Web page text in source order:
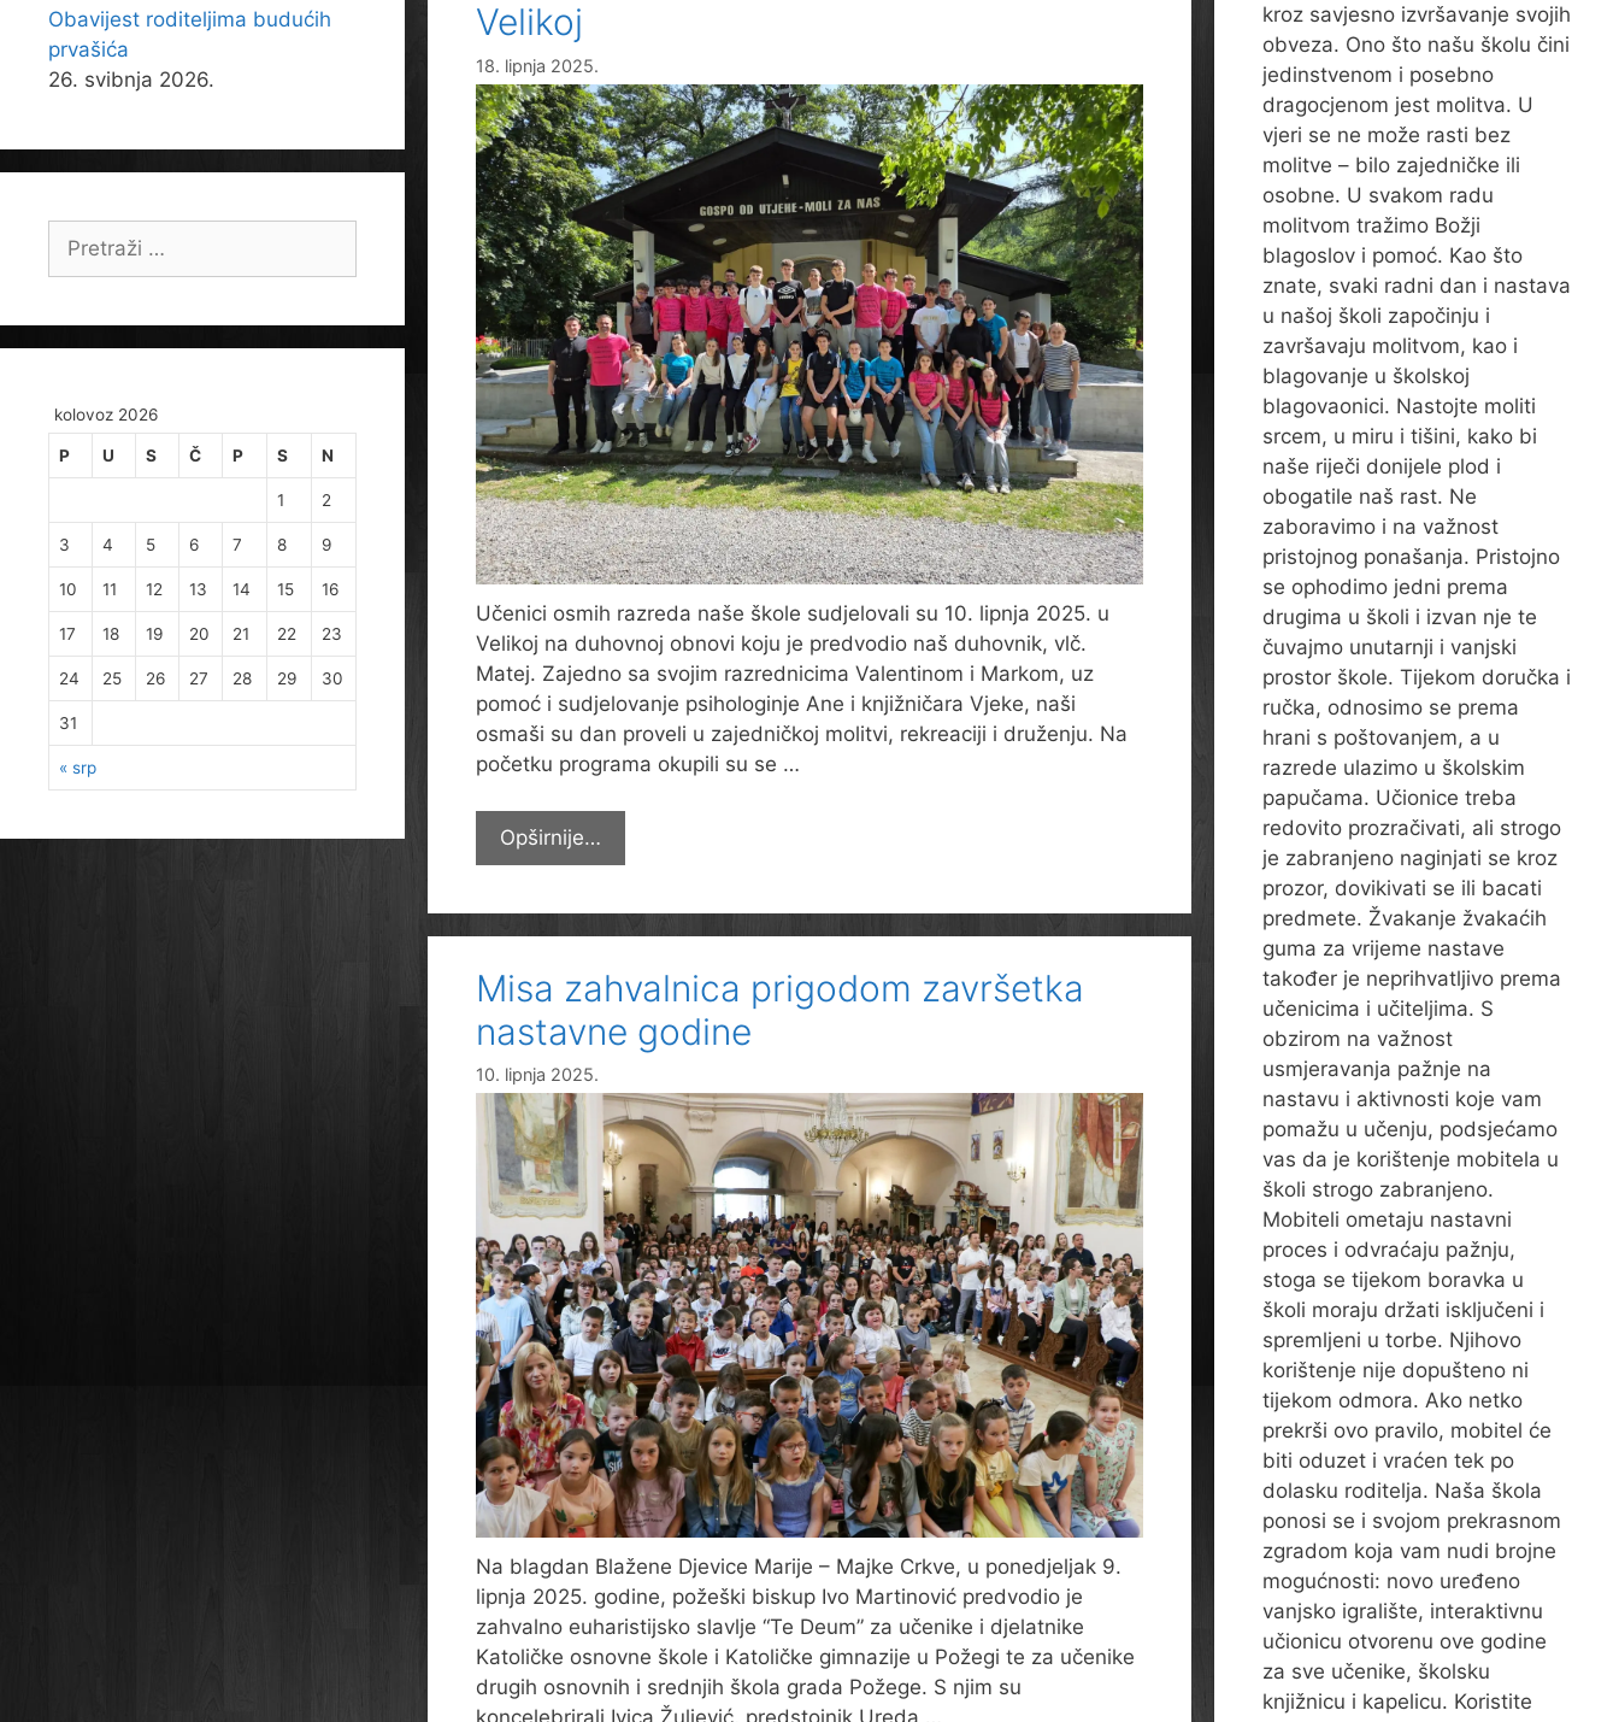
Velikoj
18. lipnja 2025.
Učenici osmih razreda naše škole sudjelovali su 10. lipnja 2025. u
Velikoj na duhovnoj obnovi koju je predvodio naš duhovnik, vlč.
Matej. Zajedno sa svojim razrednicima Valentinom i Markom, uz
pomoć i sudjelovanje psihologinje Ane i knjižničara Vjeke, naši
osmaši su dan proveli u zajedničkoj molitvi, rekreaciji i druženju. Na
početku programa okupili su se …
Opširnije…
rekreativni
Velikoj
Misa zahvalnica prigodom završetka
nastavne godine
10. lipnja 2025.
Na blagdan Blažene Djevice Marije – Majke Crkve, u ponedjeljak 9.
lipnja 2025. godine, požeški biskup Ivo Martinović predvodio je
zahvalno euharistijsko slavlje “Te Deum” za učenike i djelatnike
Katoličke osnovne škole i Katoličke gimnazije u Požegi te za učenike
drugih osnovnih i srednjih škola grada Požege. S njim su
Obavijest roditeljima budućih
prvašića
26. svibnja 2026.
kolovoz 2026
P U S Č P S N
« srp
1 2
3 4 5 6 7 8 9
10 11 12 13 14 15 16
17 18 19 20 21 22 23
24 25 26 27 28 29 30
31
kroz savjesno izvršavanje svojih
obveza. Ono što našu školu čini
jedinstvenom i posebno
dragocjenom jest molitva. U
vjeri se ne može rasti bez
molitve – bilo zajedničke ili
osobne. U svakom radu
molitvom tražimo Božji
blagoslov i pomoć. Kao što
znate, svaki radni dan i nastava
u našoj školi započinju i
završavaju molitvom, kao i
blagovanje u školskoj
blagovaonici. Nastojte moliti
srcem, u miru i tišini, kako bi
naše riječi donijele plod i
obogatile naš rast. Ne
zaboravimo i na važnost
pristojnog ponašanja. Pristojno
se ophodimo jedni prema
drugima u školi i izvan nje te
čuvajmo unutarnji i vanjski
prostor škole. Tijekom doručka i
ručka, odnosimo se prema
hrani s poštovanjem, a u
razrede ulazimo u školskim
papučama. Učionice treba
redovito prozračivati, ali strogo
je zabranjeno naginjati se kroz
prozor, dovikivati se ili bacati
predmete. Žvakanje žvakaćih
guma za vrijeme nastave
također je neprihvatljivo prema
učenicima i učiteljima. S
obzirom na važnost
usmjeravanja pažnje na
nastavu i aktivnosti koje vam
pomažu u učenju, podsjećamo
vas da je korištenje mobitela u
školi strogo zabranjeno.
Mobiteli ometaju nastavni
proces i odvraćaju pažnju,
stoga se tijekom boravka u
školi moraju držati isključeni i
spremljeni u torbe. Njihovo
korištenje nije dopušteno ni
tijekom odmora. Ako netko
prekrši ovo pravilo, mobitel će
biti oduzet i vraćen tek po
dolasku roditelja. Naša škola
ponosi se i svojom prekrasnom
zgradom koja vam nudi brojne
mogućnosti: novo uređeno
vanjsko igralište, interaktivnu
učionicu otvorenu ove godine
za sve učenike, školsku
knjižnicu i kapelicu. Koristite